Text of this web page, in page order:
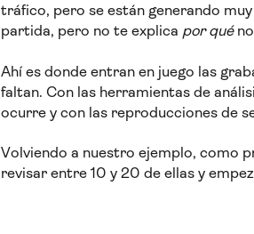
tráfico, pero se están generando
partida, pero no te explica por quéno
Ahí es donde entran en juego las
faltan. Con las herramientas de
ocurre y con las reproducciones de
Volviendo a nuestro ejemplo, como
revisar entre 10 y 20 de ellas y